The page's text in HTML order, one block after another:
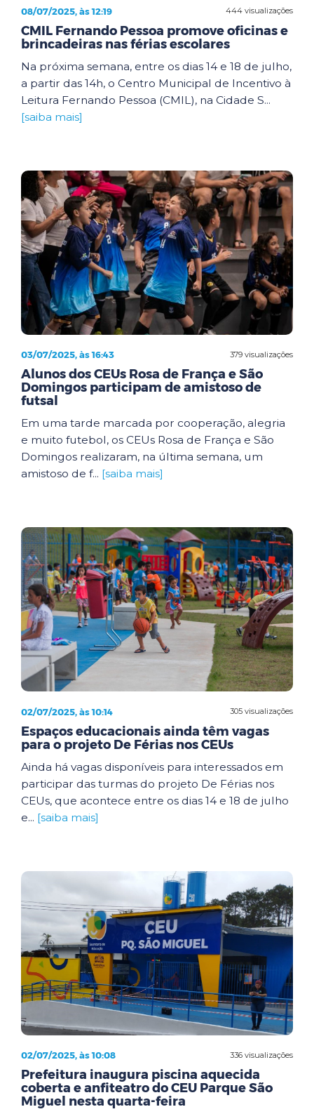
444 visualizações
08/07/2025, às 12:19
CMIL Fernando Pessoa promove oficinas e
brincadeiras nas férias escolares
Na próxima semana, entre os dias 14 e 18 de julho,
a partir das 14h, o Centro Municipal de Incentivo à
Leitura Fernando Pessoa (CMIL), na Cidade S...
[saiba mais]
379 visualizações
03/07/2025, às 16:43
Alunos dos CEUs Rosa de França e São
Domingos participam de amistoso de
futsal
Em uma tarde marcada por cooperação, alegria
e muito futebol, os CEUs Rosa de França e São
Domingos realizaram, na última semana, um
amistoso de f... [saiba mais]
305 visualizações
02/07/2025, às 10:14
Espaços educacionais ainda têm vagas
para o projeto De Férias nos CEUs
Ainda há vagas disponíveis para interessados em
participar das turmas do projeto De Férias nos
CEUs, que acontece entre os dias 14 e 18 de julho
e... [saiba mais]
336 visualizações
02/07/2025, às 10:08
Prefeitura inaugura piscina aquecida
coberta e anfiteatro do CEU Parque São
Miguel nesta quarta-feira